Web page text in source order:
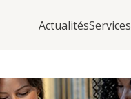
ActualitésServices